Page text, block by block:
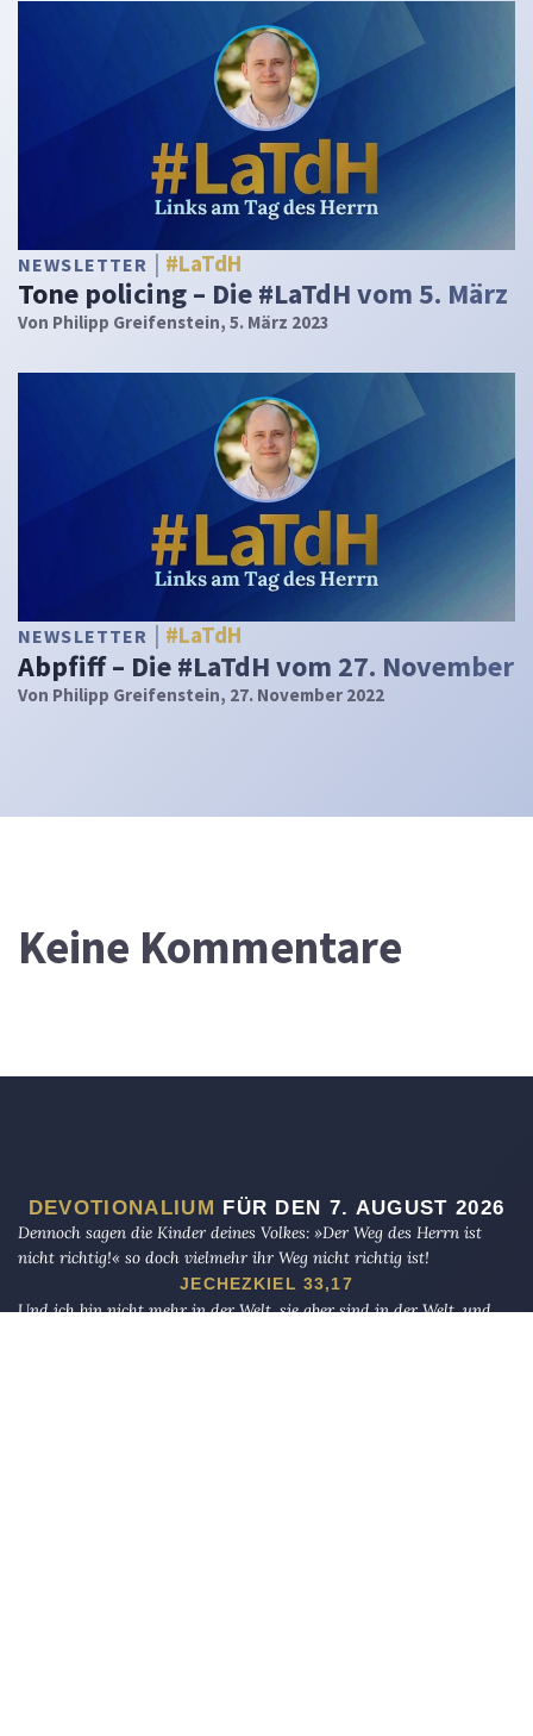
NEWSLETTER #LaTdH
Tone policing – Die #LaTdH vom 5. März
Von Philipp Greifenstein, 5. März 2023
NEWSLETTER #LaTdH
Abpfiff – Die #LaTdH vom 27. November
Von Philipp Greifenstein, 27. November 2022
Keine Kommentare
DEVOTIONALIUM FÜR DEN 7. AUGUST 2026
Dennoch sagen die Kinder deines Volkes: »Der Weg des Herrn ist
nicht richtig!« so doch vielmehr ihr Weg nicht richtig ist!
JECHEZKIEL 33,17
Und ich bin nicht mehr in der Welt, sie aber sind in der Welt, und